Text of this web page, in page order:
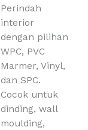
Perindah
interior
dengan pilihan
WPC, PVC
Marmer, Vinyl,
dan SPC.
Cocok untuk
dinding, wall
moulding,